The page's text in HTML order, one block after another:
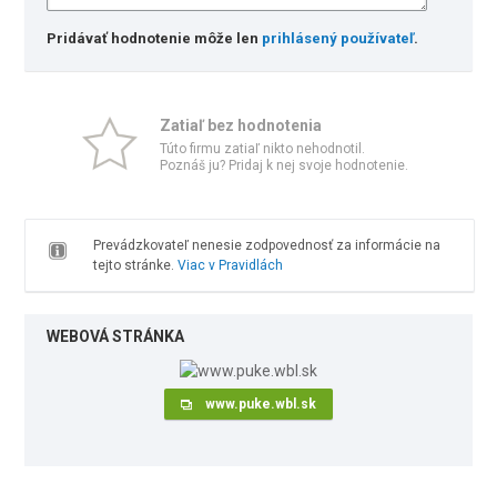
Pridávať hodnotenie môže len prihlásený používateľ.
Zatiaľ bez hodnotenia
Túto firmu zatiaľ nikto nehodnotil.
Poznáš ju? Pridaj k nej svoje hodnotenie.
Prevádzkovateľ nenesie zodpovednosť za informácie na
tejto stránke. Viac v Pravidlách
WEBOVÁ STRÁNKA
www.puke.wbl.sk